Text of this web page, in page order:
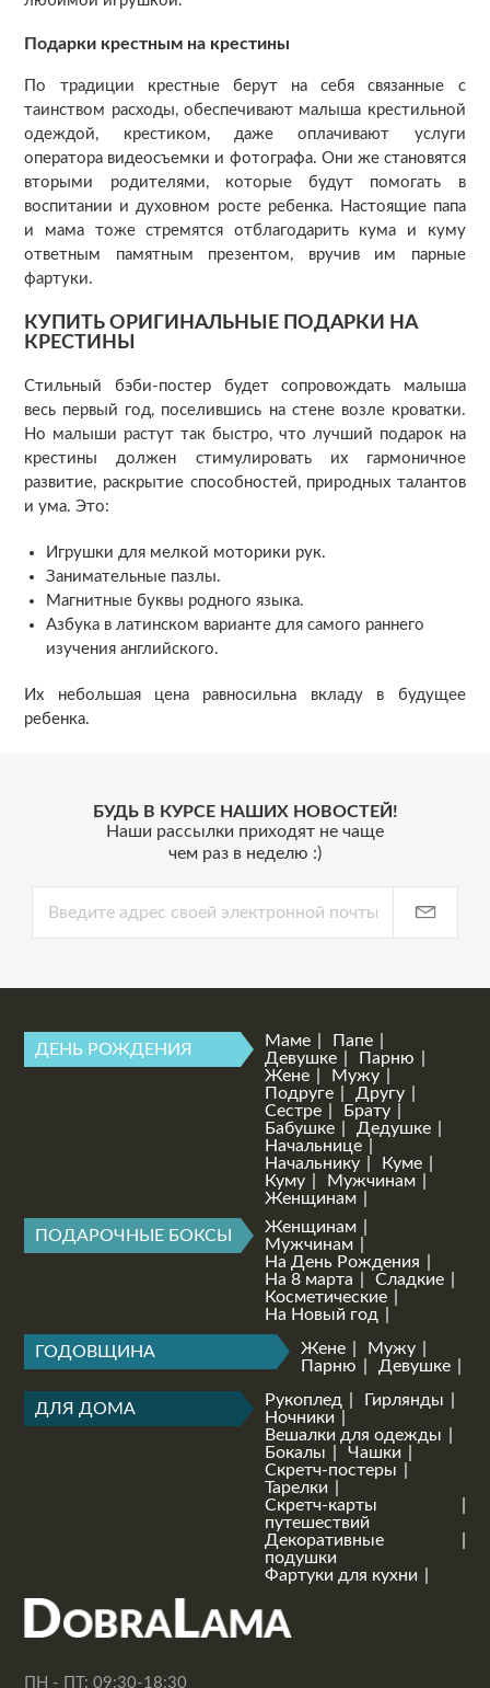
Подарки крестным на крестины
По традиции крестные берут на себя связанные с
таинством расходы, обеспечивают малыша крестильной
одеждой, крестиком, даже оплачивают услуги
оператора видеосъемки и фотографа. Они же становятся
вторыми родителями, которые будут помогать в
воспитании и духовном росте ребенка. Настоящие папа
и мама тоже стремятся отблагодарить кума и куму
ответным памятным презентом, вручив им парные
фартуки.
КУПИТЬ ОРИГИНАЛЬНЫЕ ПОДАРКИ НА
КРЕСТИНЫ
Стильный бэби-постер будет сопровождать малыша
весь первый год, поселившись на стене возле кроватки.
Но малыши растут так быстро, что лучший подарок на
крестины должен стимулировать их гармоничное
развитие, раскрытие способностей, природных талантов
и ума. Это:
Игрушки для мелкой моторики рук.
Занимательные пазлы.
Магнитные буквы родного языка.
Азбука в латинском варианте для самого раннего
изучения английского.
Их небольшая цена равносильна вкладу в будущее
ребенка.
БУДЬ В КУРСЕ НАШИХ НОВОСТЕЙ!
Наши рассылки приходят не чаще
чем раз в неделю :)
ДЕНЬ РОЖДЕНИЯ Маме
Папе
Девушке
Парню
Жене
Мужу
Подруге
Другу
Сестре
Брату
Бабушке
Дедушке
Начальнице
Начальнику
Куме
Куму
Мужчинам
Женщинам
ПОДАРОЧНЫЕ БОКСЫ
Женщинам
Мужчинам
На День Рождения
На 8 марта
Сладкие
Косметические
На Новый год
ГОДОВЩИНА Жене
Мужу
Парню
Девушке
ДЛЯ ДОМА Рукоплед
Гирлянды
Ночники
Вешалки для одежды
Бокалы
Чашки
Скретч-постеры
Тарелки
Скретч-карты
путешествий
Декоративные
подушки
Фартуки для кухни
ПН - ПТ: 09:30-18:30